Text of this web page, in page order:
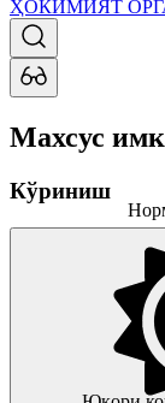
ҲОКИМИЯТ
Махсус
Кўриниш